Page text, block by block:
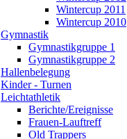
Wintercup 2011
Wintercup 2010
Gymnastik
Gymnastikgruppe 1
Gymnastikgruppe 2
Hallenbelegung
Kinder - Turnen
Leichtathletik
Berichte/Ereignisse
Frauen-Lauftreff
Old Trappers